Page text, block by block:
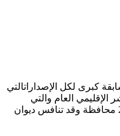
كبرى لكل الإصداراتالتي
النشر الإقليمي العام والتي
تصدرفي جميع أنحاء الجمهورية بعدد 26 محافظة وقد تنافس ديوان